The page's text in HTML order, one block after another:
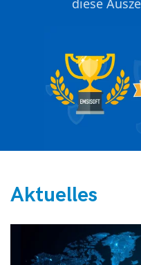
diese
Aktuelles